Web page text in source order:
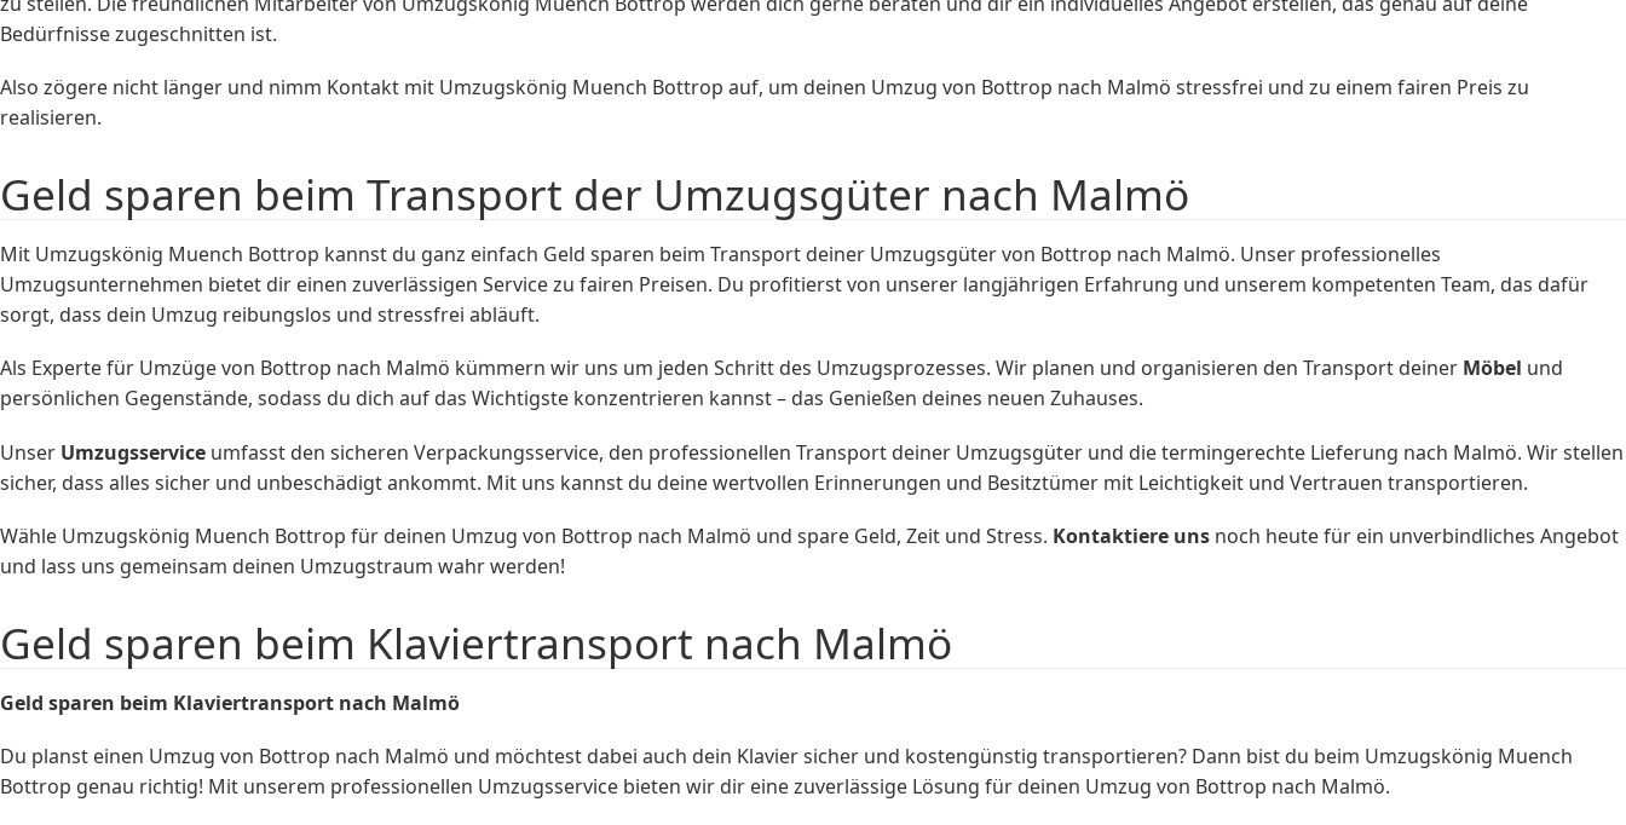
Bedürfnisse zugeschnitten ist.
Also zögere nicht länger und nimm Kontakt mit Umzugskönig Muench Bottrop auf, um deinen Umzug von Bottrop nach Malmö stressfrei und zu einem fairen Preis zu
realisieren.
Geld sparen beim Transport der Umzugsgüter nach Malmö
Mit Umzugskönig Muench Bottrop kannst du ganz einfach Geld sparen beim Transport deiner Umzugsgüter von Bottrop nach Malmö. Unser professionelles
Umzugsunternehmen bietet dir einen zuverlässigen Service zu fairen Preisen. Du profitierst von unserer langjährigen Erfahrung und unserem kompetenten Team, das dafür
sorgt, dass dein Umzug reibungslos und stressfrei abläuft.
Als Experte für Umzüge von Bottrop nach Malmö kümmern wir uns um jeden Schritt des Umzugsprozesses. Wir planen und organisieren den Transport deiner Möbel und
persönlichen Gegenstände, sodass du dich auf das Wichtigste konzentrieren kannst – das Genießen deines neuen Zuhauses.
Unser Umzugsservice umfasst den sicheren Verpackungsservice, den professionellen Transport deiner Umzugsgüter und die termingerechte Lieferung nach Malmö. Wir stellen
sicher, dass alles sicher und unbeschädigt ankommt. Mit uns kannst du deine wertvollen Erinnerungen und Besitztümer mit Leichtigkeit und Vertrauen transportieren.
Wähle Umzugskönig Muench Bottrop für deinen Umzug von Bottrop nach Malmö und spare Geld, Zeit und Stress. Kontaktiere uns noch heute für ein unverbindliches Angebot
und lass uns gemeinsam deinen Umzugstraum wahr werden!
Geld sparen beim Klaviertransport nach Malmö
Geld sparen beim Klaviertransport nach Malmö
Du planst einen Umzug von Bottrop nach Malmö und möchtest dabei auch dein Klavier sicher und kostengünstig transportieren? Dann bist du beim Umzugskönig Muench
Bottrop genau richtig! Mit unserem professionellen Umzugsservice bieten wir dir eine zuverlässige Lösung für deinen Umzug von Bottrop nach Malmö.